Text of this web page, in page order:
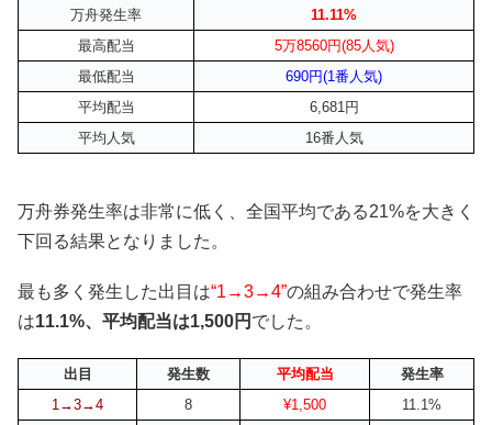
万舟発生率
11.11%
最高配当
5万8560円(85人気)
最低配当
690円(1番人気)
平均配当
6,681円
平均人気
16番人気
万舟券発生率は非常に低く、全国平均である21%を大きく
下回る結果となりました。
最も多く発生した出目は“1→3→4”の組み合わせで発生率
は11.1%、平均配当は1,500円 でした。
出目 発生数 平均配当
発生率
1→3→4
8 ¥1,500
11.1%